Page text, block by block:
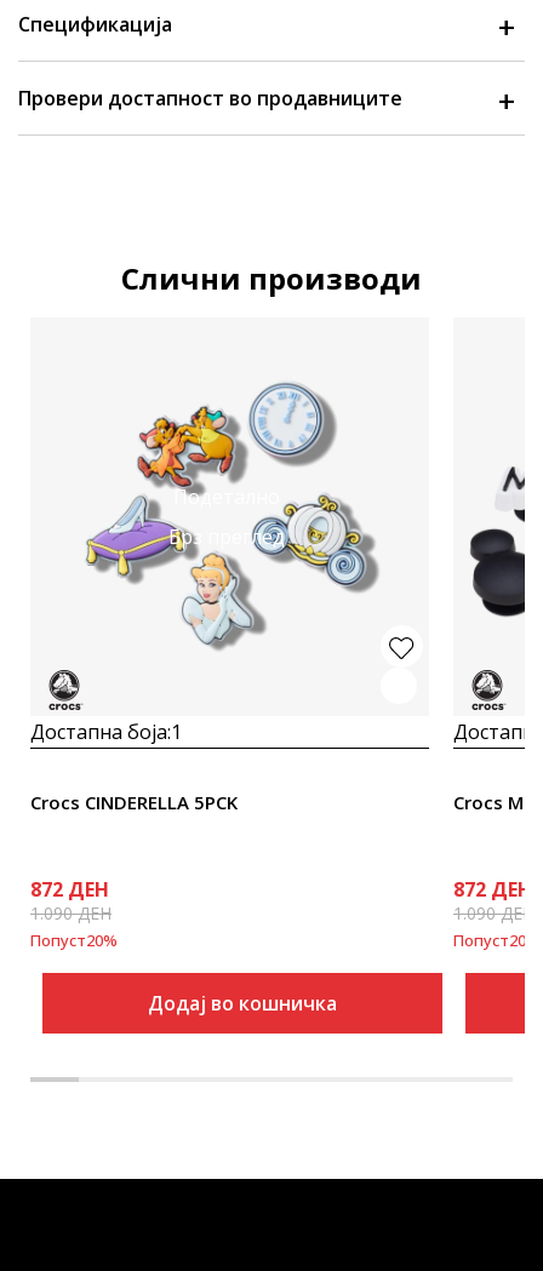
Спецификација
Провери достапност во продавниците
Слични производи
Подетално
Брз преглед
Достапна боја:1
Crocs CINDERELLA 5PCK
872 ДЕН
1.090ДЕН
Попуст20%
Додај во кошничка
Crocs
872 ДЕН
1.090ДЕН
Попуст20